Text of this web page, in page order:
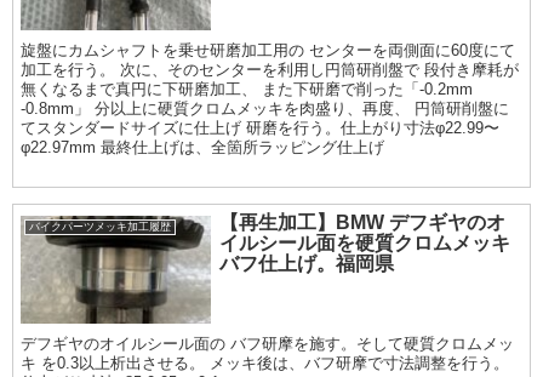
旋盤にカムシャフトを乗せ研磨加工用の センターを両側面に60度にて
加工を行う。 次に、そのセンターを利用し円筒研削盤で 段付き摩耗が
無くなるまで真円に下研磨加工、 また下研磨で削った「-0.2mm
-0.8mm」 分以上に硬質クロムメッキを肉盛り、再度、 円筒研削盤に
てスタンダードサイズに仕上げ 研磨を行う。仕上がり寸法φ22.99〜
φ22.97mm 最終仕上げは、全箇所ラッピング仕上げ
バイクパーツメッキ加工履歴
【再生加工】BMW デフギヤのオ
イルシール面を硬質クロムメッキ
バフ仕上げ。福岡県
デフギヤのオイルシール面の バフ研摩を施す。そして硬質クロムメッ
キ を0.3以上析出させる。 メッキ後は、バフ研摩で寸法調整を行う。